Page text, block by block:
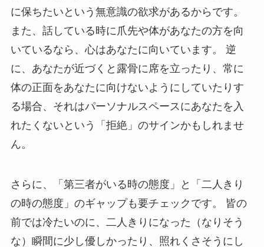
に保ちたいという無意識の欲求があるからです。
また、話している時に爪先や体があなたの方を向
いているなら、心はあなたに向いています。 逆
に、あなたが近づくと露骨に席を立ったり、常に
体の正面をあなたに向けないようにしていたりす
る場合、それはパーソナルスペースにあなたを入
れたくないという「拒絶」のサインかもしれませ
ん。
さらに、「第三者がいる時の態度」と「二人きり
の時の態度」のギャップも要チェックです。 皆の
前では冷たいのに、二人きりになった（なりそう
な）瞬間に少し優しかったり、照れくさそうにし